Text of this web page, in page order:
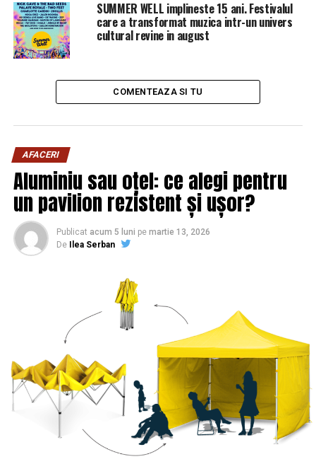
SUMMER WELL implineste 15 ani. Festivalul
care a transformat muzica intr-un univers
cultural revine in august
COMENTEAZA SI TU
AFACERI
Aluminiu sau oțel: ce alegi pentru
un pavilion rezistent și ușor?
Publicat acum 5 luni pe martie 13, 2026
De
Ilea Serban